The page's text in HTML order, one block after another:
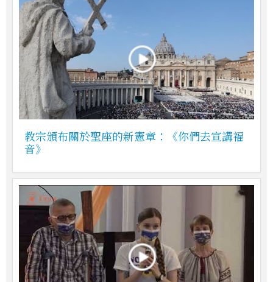
教宗頒布關於聖座的新憲章：《你們去宣講福
音》